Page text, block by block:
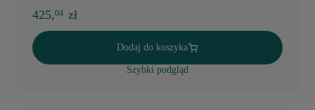
425,04 zł
Dodaj do koszyka
Szybki podgląd